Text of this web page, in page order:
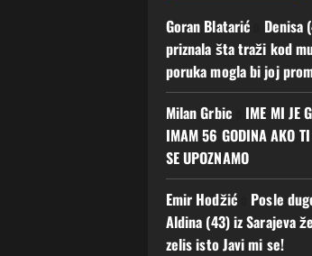
Goran Blatarić
Denisa
priznala šta traži kod
poruka mogla bi joj
Milan Grbico IME MI JE
IMAM 56 GODINA AKO
SE UPOZNAMO
Emir Hodžićo Posle
Aldina (43) iz Sarajeva
zelis isto Javi mi se!